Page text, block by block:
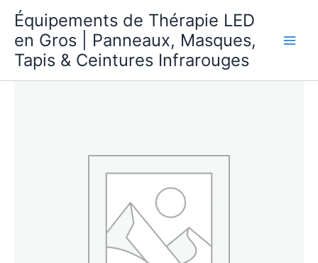
Aller
directement
contenu
Équipements de Thérapie LED
en Gros | Panneaux, Masques,
Tapis & Ceintures Infrarouges